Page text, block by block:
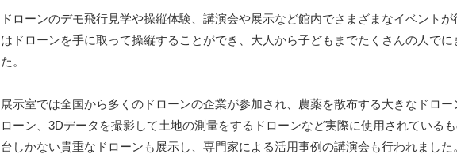
ドローンのデモ飛行見学や操縦体験、講演会や展示など館内でさまざまなイベント
はドローンを手に取って操縦することができ、大人から子どもまでたくさんの人でに
た。
展示室では全国から多くのドローンの企業が参加され、農薬を散布する大きなドロー
ローン、3Dデータを撮影して土地の測量をするドローンなど実際に使用されている
台しかない貴重なドローンも展示し、専門家による活用事例の講演会も行われました